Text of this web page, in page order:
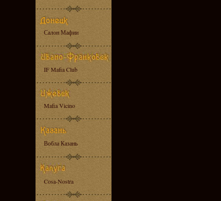
Салон Мафии
IF Mafia Club
Mafia Vicino
Вобла Казань
Cosa-Nostra